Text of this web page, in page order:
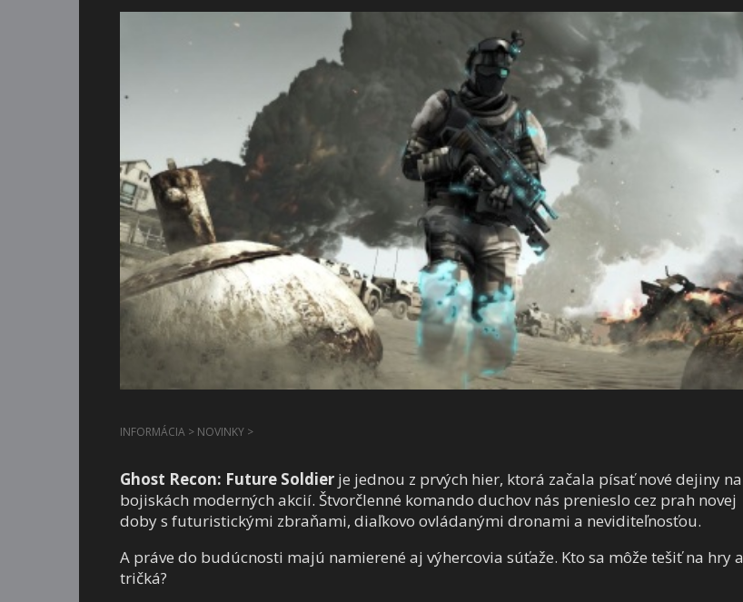
INFORMÁCIA > NOVINKY >
Ghost Recon: Future Soldier je jednou z prvých hier, ktorá začala písať nové dejiny na
bojiskách moderných akcií. Štvorčlenné komando duchov nás prenieslo cez prah novej
doby s futuristickými zbraňami, diaľkovo ovládanými dronami a neviditeľnosťou.
A práve do budúcnosti majú namierené aj výhercovia súťaže. Kto sa môže tešiť na hry a
tričká?